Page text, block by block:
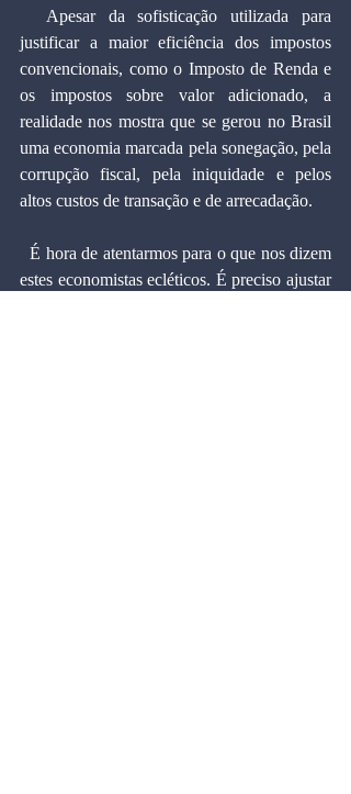
justificar a maior eficiência dos impostos
convencionais, como o Imposto de Renda e
os impostos sobre valor adicionado, a
realidade nos mostra que se gerou no Brasil
uma economia marcada pela sonegação, pela
corrupção fiscal, pela iniquidade e pelos
altos custos de transação e de arrecadação.
estes economistas ecléticos. É preciso ajustar